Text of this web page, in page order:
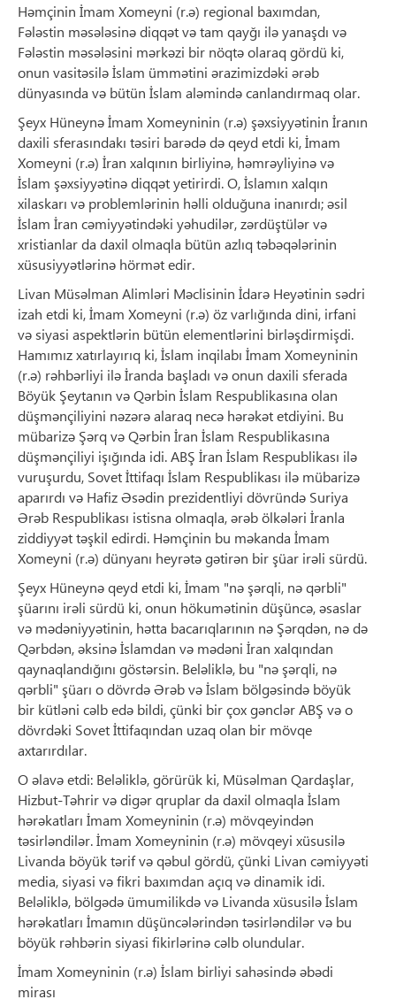
Həmçinin İmam Xomeyni (r.ə) regional baxımdan,
Fələstin məsələsinə diqqət və tam qayğı ilə yanaşdı və
Fələstin məsələsini mərkəzi bir nöqtə olaraq gördü ki,
onun vasitəsilə İslam ümmətini ərazimizdəki ərəb
dünyasında və bütün İslam aləmində canlandırmaq olar.
Şeyx Hüneynə İmam Xomeyninin (r.ə) şəxsiyyətinin İranın
daxili sferasındakı təsiri barədə də qeyd etdi ki, İmam
Xomeyni (r.ə) İran xalqının birliyinə, həmrəyliyinə və
İslam şəxsiyyətinə diqqət yetirirdi. O, İslamın xalqın
xilaskarı və problemlərinin həlli olduğuna inanırdı; əsil
İslam İran cəmiyyətindəki yəhudilər, zərdüştülər və
xristianlar da daxil olmaqla bütün azlıq təbəqələrinin
xüsusiyyətlərinə hörmət edir.
Livan Müsəlman Alimləri Məclisinin İdarə Heyətinin sədri
izah etdi ki, İmam Xomeyni (r.ə) öz varlığında dini, irfani
və siyasi aspektlərin bütün elementlərini birləşdirmişdi.
Hamımız xatırlayırıq ki, İslam inqilabı İmam Xomeyninin
(r.ə) rəhbərliyi ilə İranda başladı və onun daxili sferada
Böyük Şeytanın və Qərbin İslam Respublikasına olan
düşmənçiliyini nəzərə alaraq necə hərəkət etdiyini. Bu
mübarizə Şərq və Qərbin İran İslam Respublikasına
düşmənçiliyi işığında idi. ABŞ İran İslam Respublikası ilə
vuruşurdu, Sovet İttifaqı İslam Respublikası ilə mübarizə
aparırdı və Hafiz Əsədin prezidentliyi dövründə Suriya
Ərəb Respublikası istisna olmaqla, ərəb ölkələri İranla
ziddiyyət təşkil edirdi. Həmçinin bu məkanda İmam
Xomeyni (r.ə) dünyanı heyrətə gətirən bir şüar irəli sürdü.
Şeyx Hüneynə qeyd etdi ki, İmam "nə şərqli, nə qərbli"
şüarını irəli sürdü ki, onun hökumətinin düşüncə, əsaslar
və mədəniyyətinin, hətta bacarıqlarının nə Şərqdən, nə də
Qərbdən, əksinə İslamdan və mədəni İran xalqından
qaynaqlandığını göstərsin. Beləliklə, bu "nə şərqli, nə
qərbli" şüarı o dövrdə Ərəb və İslam bölgəsində böyük
bir kütləni cəlb edə bildi, çünki bir çox gənclər ABŞ və o
dövrdəki Sovet İttifaqından uzaq olan bir mövqe
axtarırdılar.
O əlavə etdi: Beləliklə, görürük ki, Müsəlman Qardaşlar,
Hizbut-Təhrir və digər qruplar da daxil olmaqla İslam
hərəkatları İmam Xomeyninin (r.ə) mövqeyindən
təsirləndilər. İmam Xomeyninin (r.ə) mövqeyi xüsusilə
Livanda böyük tərif və qəbul gördü, çünki Livan cəmiyyəti
media, siyasi və fikri baxımdan açıq və dinamik idi.
Beləliklə, bölgədə ümumilikdə və Livanda xüsusilə İslam
hərəkatları İmamın düşüncələrindən təsirləndilər və bu
böyük rəhbərin siyasi fikirlərinə cəlb olundular.
İmam Xomeyninin (r.ə) İslam birliyi sahəsində əbədi
mirası